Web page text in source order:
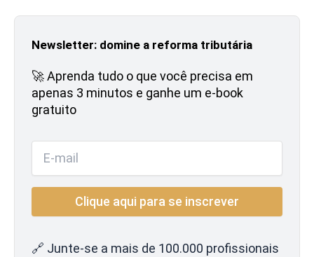
Newsletter: domine a reforma tributária
🚀 Aprenda tudo o que você precisa em
apenas 3 minutos e ganhe um e-book
gratuito
🔗 Junte-se a mais de 100.000 profissionais